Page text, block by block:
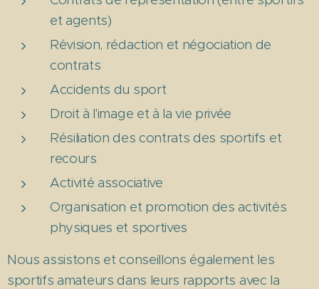
et agents)
Révision, rédaction et négociation de
contrats
Accidents du sport
Droit à l'image et à la vie privée
Résiliation des contrats des sportifs et
recours
Activité associative
Organisation et promotion des activités
physiques et sportives
Nous assistons et conseillons également les
sportifs amateurs dans leurs rapports avec la